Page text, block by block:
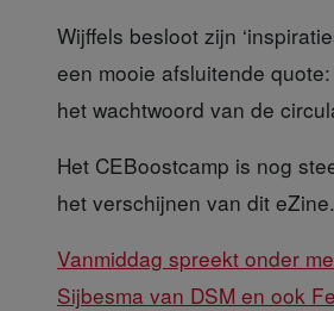
Wijffels besloot zijn
een mooie afsluitende
het wachtwoord van de
Het CEBoostcamp is nog
het verschijnen van dit eZine.
Vanmiddag spreekt onder
Sijbesma van DSM en ook